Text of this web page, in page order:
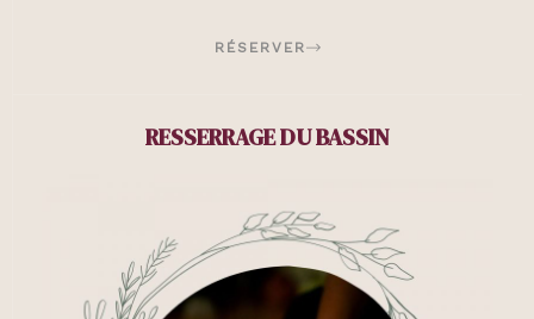
RÉSERVER
RESSERRAGE DU BASSIN